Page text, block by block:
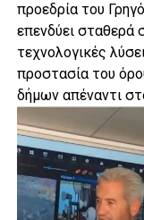
προεδρία του
επενδύει σταθερά
τεχνολογικές
προστασία του
δήμων απέναντι